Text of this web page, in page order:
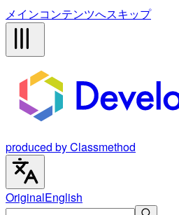
メインコンテンツへスキップ
produced by Classmethod
OriginalEnglish